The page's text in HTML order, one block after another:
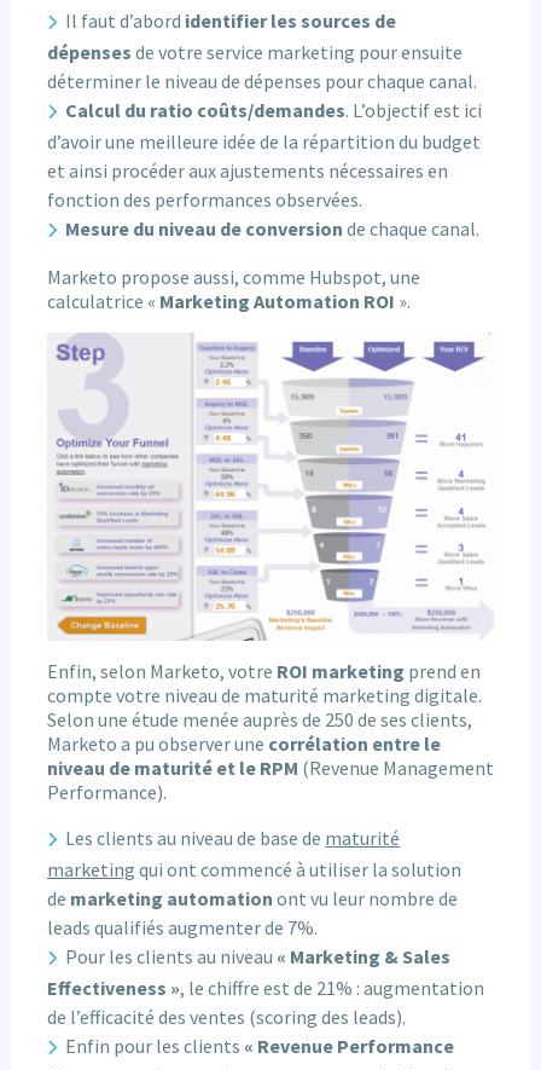
Il faut d’abord identifier les sources de
dépenses de votre service marketing pour ensuite
déterminer le niveau de dépenses pour chaque canal.
Calcul du ratio coûts/demandes. L’objectif est ici
d’avoir une meilleure idée de la répartition du budget
et ainsi procéder aux ajustements nécessaires en
fonction des performances observées.
Mesure du niveau de conversion de chaque canal.
Marketo propose aussi, comme Hubspot, une
calculatrice « Marketing Automation ROI ».
Enfin, selon Marketo, votre ROI marketing prend en
compte votre niveau de maturité marketing digitale.
Selon une étude menée auprès de 250 de ses clients,
Marketo a pu observer une corrélation entre le
niveau de maturité et le RPM (Revenue Management
Performance).
Les clients au niveau de base de maturité
marketing qui ont commencé à utiliser la solution
de marketing automation ont vu leur nombre de
leads qualifiés augmenter de 7%.
Pour les clients au niveau « Marketing & Sales
Effectiveness », le chiffre est de 21% : augmentation
de l’efficacité des ventes (scoring des leads).
Enfin pour les clients « Revenue Performance